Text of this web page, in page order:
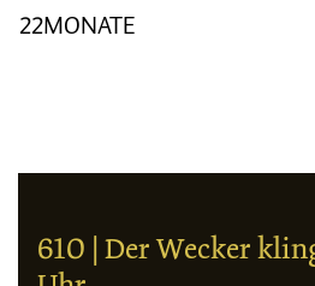
22MONATE
610 | Der Wecker